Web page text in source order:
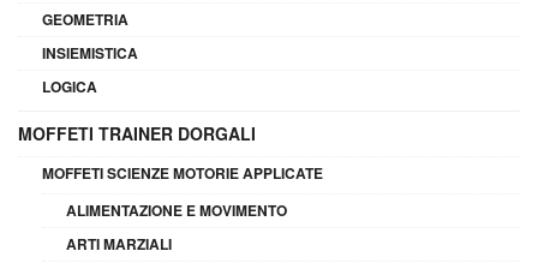
GEOMETRIA
INSIEMISTICA
LOGICA
MOFFETI TRAINER DORGALI
MOFFETI SCIENZE MOTORIE APPLICATE
ALIMENTAZIONE E MOVIMENTO
ARTI MARZIALI